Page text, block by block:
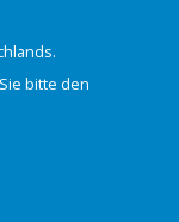
bitte den